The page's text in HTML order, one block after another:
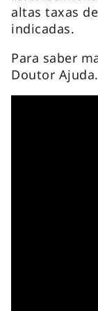
altas taxas
indicadas.
Para saber
Doutor Ajuda.